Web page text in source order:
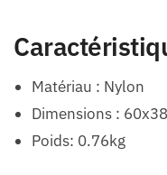
Matériau : Nylon
Dimensions :
Poids: 0.76kg